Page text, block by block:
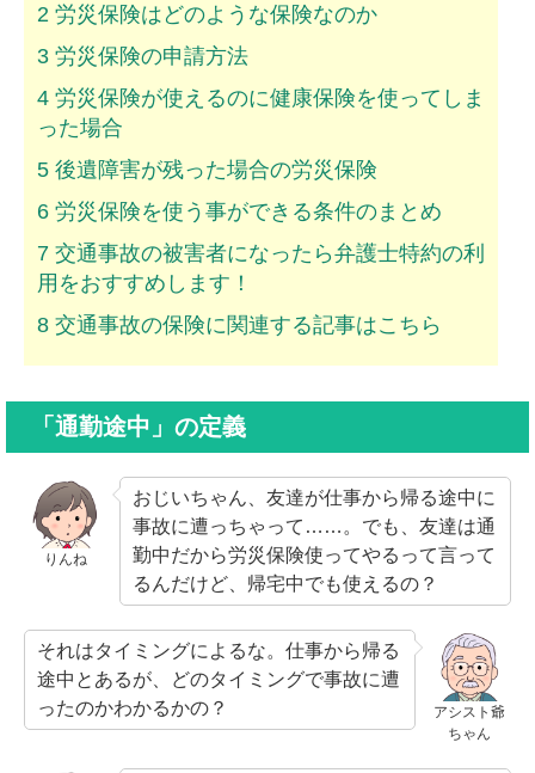
2 労災保険はどのような保険なのか
3 労災保険の申請方法
4 労災保険が使えるのに健康保険を使ってしま
った場合
5 後遺障害が残った場合の労災保険
6 労災保険を使う事ができる条件のまとめ
7 交通事故の被害者になったら弁護士特約の利
用をおすすめします！
8 交通事故の保険に関連する記事はこちら
「通勤途中」の定義
りんね
おじいちゃん、友達が仕事から帰る途中に
事故に遭っちゃって……。でも、友達は通
勤中だから労災保険使ってやるって言って
るんだけど、帰宅中でも使えるの？
アシスト爺
ちゃん
それはタイミングによるな。仕事から帰る
途中とあるが、どのタイミングで事故に遭
ったのかわかるかの？
打撲の体験談
後遺障害の体験談
弁護士を探す
弁護士に相談[無料]